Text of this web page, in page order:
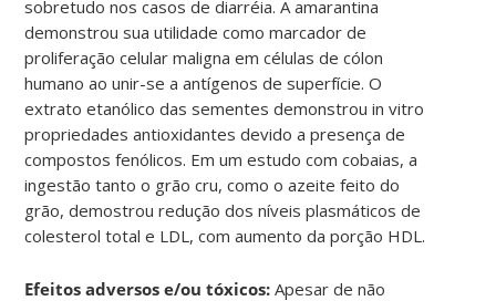
sobretudo nos casos de diarréia. A amarantina
demonstrou sua utilidade como marcador de
proliferação celular maligna em células de cólon
humano ao unir-se a antígenos de superfície. O
extrato etanólico das sementes demonstrou in vitro
propriedades antioxidantes devido a presença de
compostos fenólicos. Em um estudo com cobaias, a
ingestão tanto o grão cru, como o azeite feito do
grão, demostrou redução dos níveis plasmáticos de
colesterol total e LDL, com aumento da porção HDL.
Efeitos adversos e/ou tóxicos: Apesar de não